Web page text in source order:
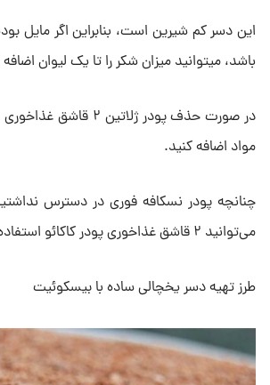
این دسر کم شیرین است، بنابراین اگر مایل
باشد، میتوانید میزان شکر را تا یک لیوان
در صورت حذف پودر ژلاتین
مواد اضافه کنید.
چنانچه پودر نسکافه فوری در دسترس
می‌توانید ۲ قاشق غذاخوری پودر کاکائو استفاده کنید.
طرز تهیه دسر یخچالی ساده با بیسکوئیت